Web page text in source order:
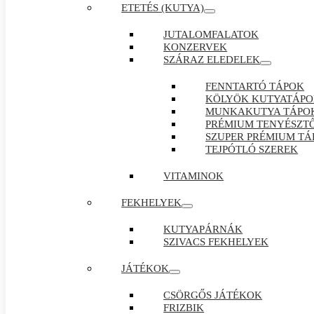
ETETÉS (KUTYA)
JUTALOMFALATOK
KONZERVEK
SZÁRAZ ELEDELEK
FENNTARTÓ TÁPOK
KÖLYÖK
MUNKAKUTYA
PRÉMIUM
SZUPER PRÉMIUM
TEJPÓTLÓ SZEREK
VITAMINOK
FEKHELYEK
KUTYAPÁRNÁK
SZIVACS FEKHELYEK
JÁTÉKOK
CSÖRGŐS JÁTÉKOK
FRIZBIK